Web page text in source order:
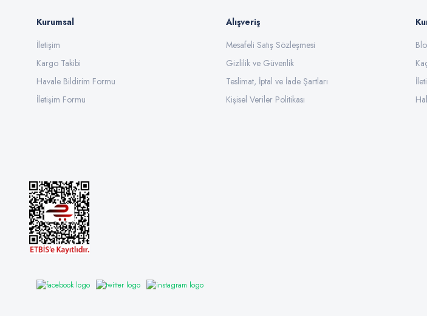
Gönder
Kurumsal
İletişim
Kargo Takibi
Havale Bildirim Formu
İletişim Formu
Alışveriş
Mesafeli Satış Sözleşmesi
Gizlilik ve Güvenlik
Teslimat, İptal ve İade Şartları
Kişisel Veriler Politikası